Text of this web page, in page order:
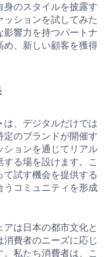
身のスタイルを披露す
ションを試してみた
影響力を持つパートナ
め、新しい顧客を獲得
は、デジタルだけでは
のブランドが開催す
ションを通じてリアル
る場を設けます。こ
て試す機会を提供する
うコミュニティを形成
は日本の都市文化と
費者のニーズに応じ
私たち消費者は、こ